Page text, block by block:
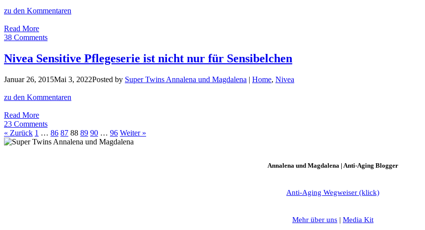
zu den Kommentaren
Read MoreAvene
TriAcneal:
auf
nimmer
38 Comments
Nivea Sensitive Pflegeserie ist nicht nur für Sensibelchen
Januar 26, 2015Mai 3, 2022Posted by Super Twins Annalena und Magdalena | Home, Nivea
zu den Kommentaren
Read MoreNivea
Sensitive
Pflegeserie
ist
23 Comments
« Zurück 1 … 86 87 88 89 90 … 96 Weiter »
Annalena und Magdalena | Anti-Aging Blogger
Anti-Aging Wegweiser (klick)
Mehr über uns | Media Kit